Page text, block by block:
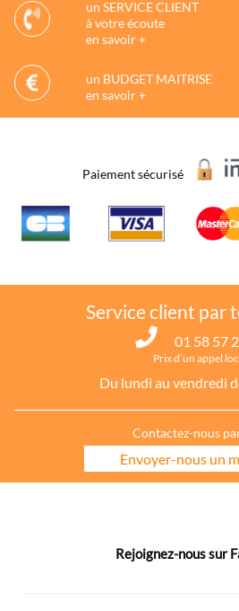
un SERVICE CLIENT
à votre écoute
en savoir +
un BUDGET MAITRISE
en savoir +
Paiement sécurisé
Service client par
01 58 57
Prix d’un appel
Du lundi au vendredi
Contactez-nous
Envoyer-nous un
Rejoignez-nous sur